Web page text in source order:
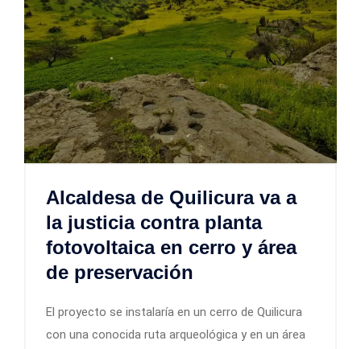
Alcaldesa de Quilicura va a
la justicia contra planta
fotovoltaica en cerro y área
de preservación
El proyecto se instalaría en un cerro de Quilicura
con una conocida ruta arqueológica y en un área